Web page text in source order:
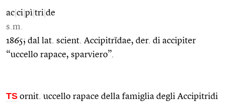
ac ci pì tri de
s.m.
1865; dal lat. scient. Accipitrĭdae, der. di accipiter
“uccello rapace, sparviero”.
TS ornit. uccello rapace della famiglia degli Accipitridi